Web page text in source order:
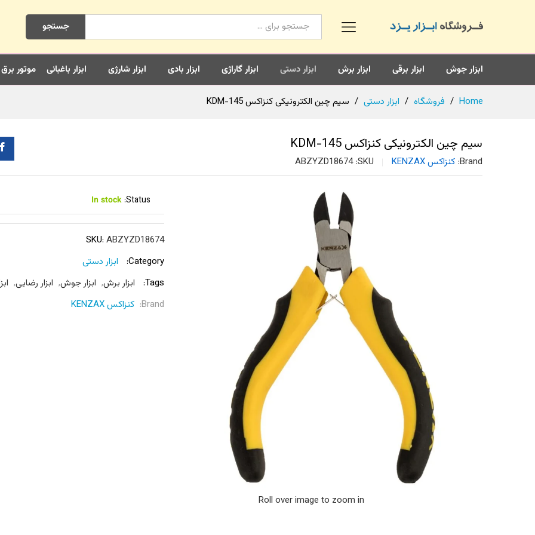
همه محصولات جستجو
ابزار جوش ابزار برقی ابزار برش ابزار دستی ابزار گاراژی ابزار بادی ابزار شارژی ابزار باغبانی موتور برق
Home
/ فروشگاه / ابزار دستی / سیم چین الکترونیکی کنزاکس KDM-145
سیم چین الکترونیکی کنزاکس KDM-145
Brand: کنزاکس KENZAX SKU:
ABZYZD18674
Roll over image to zoom in
Status:
In stock
SKU:ABZYZD18674
Category:
ابزار دستی
Tags:
ابزار برش, ابزار جوش, ابزار رضایی,
Brand: کنزاکس KENZAX